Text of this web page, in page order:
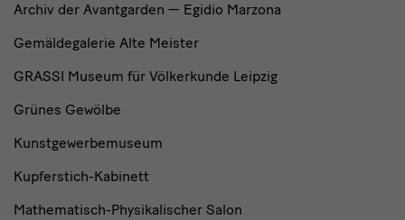
Archiv der Avantgarden — Egidio Marzona
Gemäldegalerie Alte Meister
GRASSI Museum für Völkerkunde Leipzig
Grünes Gewölbe
Kunstgewerbemuseum
Kupferstich-Kabinett
Mathematisch-Physikalischer Salon